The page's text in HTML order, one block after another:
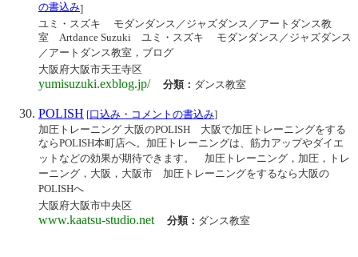
の書込み]
ユミ・スズキ モダンダンス／ジャズダンス／アートダンス教
室 Artdance Suzuki ユミ・スズキ モダンダンス／ジャズダンス
／アートダンス教室，ブログ
大阪府大阪市天王寺区
yumisuzuki.exblog.jp/ 分類： ダンス教室
POLISH [口込み・コメントの書込み]
加圧トレーニング 大阪のPOLISH 大阪で加圧トレーニングをする
ならPOLISH本町店へ。加圧トレーニングは、筋力アップやダイエ
ットなどの効果が期待できます。 加圧トレーニング，加圧，トレ
ーニング，大阪，大阪市 加圧トレーニングをするなら大阪の
POLISHへ
大阪府大阪市中央区
www.kaatsu-studio.net 分類： ダンス教室